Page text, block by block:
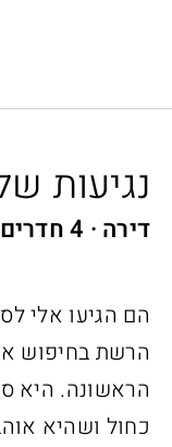
נגיעות
דירה
הם הגיעו אלי
הרשת בחיפוש
הראשונה. היא
כחול ושהיא